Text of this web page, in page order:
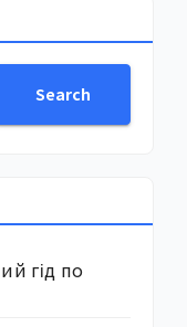
Search
гід по